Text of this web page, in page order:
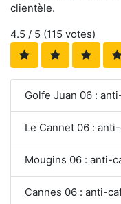
clientèle.
4.5 / 5 (115 votes)
Golfe Juan 06 :
Le Cannet 06 :
Mougins 06 : anti-
Cannes 06 : anti-